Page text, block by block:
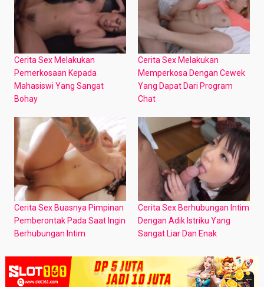
Cerita Sex Melakukan
Pemerkosaan Kepada
Mahasiswi Yang Sangat
Bohay
Cerita Sex Melakukan
Memperkosa Dengan Cewek
Yang Dapat Dari Program
Chat
Cerita Sex Buasnya Pimpinan
Pemberontak Pada Saat Ingin
Berhubungan Intim
Cerita Sex Berhubungan Intim
Dengan Adik Istriku Yang
Sangat Liar Dan Enak